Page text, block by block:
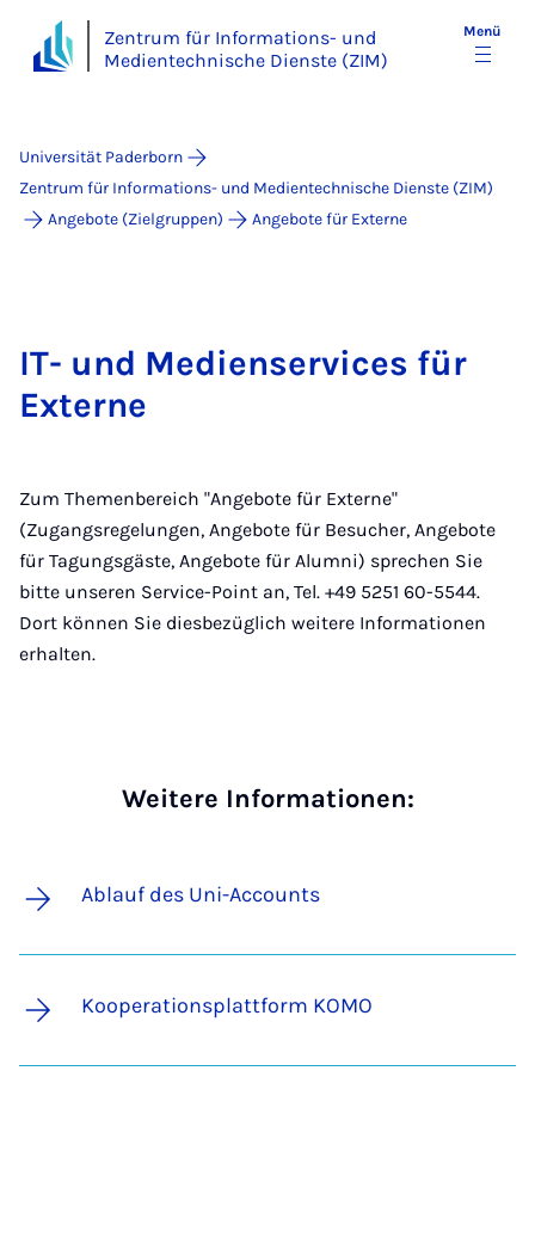
Zentrum für Informations- und
Medientechnische Dienste (ZIM)
Menü
Universität Paderborn
Zentrum für Informations- und Medientechnische Dienste (ZIM)
Angebote (Zielgruppen)
Angebote für Externe
IT- und Medienservices für
Externe
Zum Themenbereich "Angebote für Externe"
(Zugangsregelungen, Angebote für Besucher, Angebote
für Tagungsgäste, Angebote für Alumni) sprechen Sie
bitte unseren Service-Point an, Tel. +49 5251 60-5544.
Dort können Sie diesbezüglich weitere Informationen
erhalten.
Weitere Informationen:
Ablauf des Uni-Accounts
Kooperationsplattform KOMO